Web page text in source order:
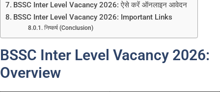
BSSC Inter Level Vacancy 2026: ऐसे करें ऑनलाइन आवेदन
BSSC Inter Level Vacancy 2026: Important Links
निष्कर्ष (Conclusion)
BSSC Inter Level Vacancy 2026:
Overview